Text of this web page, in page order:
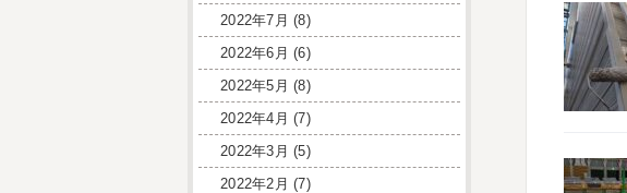
2022年7月 (8)
2022年6月 (6)
2022年5月 (8)
2022年4月 (7)
2022年3月 (5)
2022年2月 (7)